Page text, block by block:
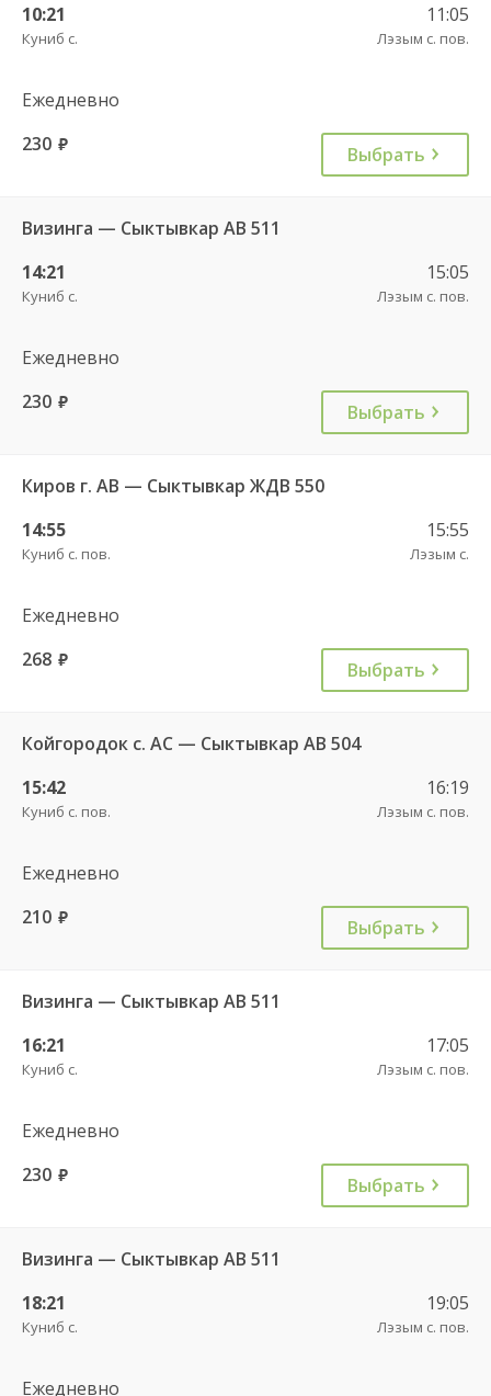
10:21
Куниб с.
11:05
Лэзым с. пов.
Ежедневно
230 руб. Выбрать
Визинга — Сыктывкар АВ 511
14:21
Куниб с.
15:05
Лэзым с. пов.
Ежедневно
230 руб. Выбрать
Киров г. АВ — Сыктывкар ЖДВ 550
14:55
Куниб с. пов.
15:55
Лэзым с.
Ежедневно
268 руб. Выбрать
Койгородок с. АС — Сыктывкар АВ 504
15:42
Куниб с. пов.
16:19
Лэзым с. пов.
Ежедневно
210 руб. Выбрать
Визинга — Сыктывкар АВ 511
16:21
Куниб с.
17:05
Лэзым с. пов.
Ежедневно
230 руб. Выбрать
Визинга — Сыктывкар АВ 511
18:21
Куниб с.
19:05
Лэзым с. пов.
Ежедневно